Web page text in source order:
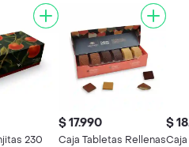
230
$ 17.990
Caja Tabletas Rellenas
$